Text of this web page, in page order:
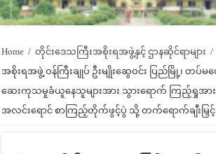
Home / တိုင်းဒေသကြီးအစိုးရအဖွဲ့နှင့် ဌာနဆိုင်ရာများ /
အစိုးရအဖွဲ့ ဝန်ကြီးချုပ် ဦးမျိုးဆွေဝင်း ပြည်မြို့၊ တ
ဆေးကုသမှုခံယူနေသူများအား သွားရောက် ကြည့်ရှုအား
အလင်းရောင် စာကြည့်တိုက်ဖွင့်ပွဲ သို့ တက်ရောက်ချီးမြှင့်